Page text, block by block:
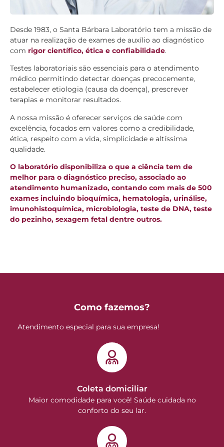
Desde 1983, o Santa Bárbara Laboratório tem a missão de
atuar na realização de exames de auxílio ao diagnóstico
com rigor científico, ética e confiabilidade.
Testes laboratoriais são essenciais para o atendimento
médico permitindo detectar doenças precocemente,
estabelecer etiologia (causa da doença), prescrever
terapias e monitorar resultados.
A nossa missão é oferecer serviços de saúde com
excelência, focados em valores como a credibilidade,
ética, respeito com a vida, simplicidade e altíssima
qualidade.
O laboratório disponibiliza o que a ciência tem de
melhor para o diagnóstico preciso, associado ao
atendimento humanizado, contando com mais de 500
exames incluindo bioquímica, hematologia, urinálise,
imunohistoquímica, microbiologia, teste de DNA, teste
do pezinho, sexagem fetal dentre outros.
Como fazemos?
Atendimento especial para sua empresa!
Coleta domiciliar
Maior comodidade para você! Saúde cuidada no
conforto do seu lar.